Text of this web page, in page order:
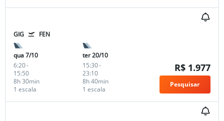
GIG FEN
qua 7/10
6:20-
15:50
1 escala
8h 30min
ter 20/10
15:30-
23:10
1 escala
8h 40min
R$ 1.977
Pesquisar